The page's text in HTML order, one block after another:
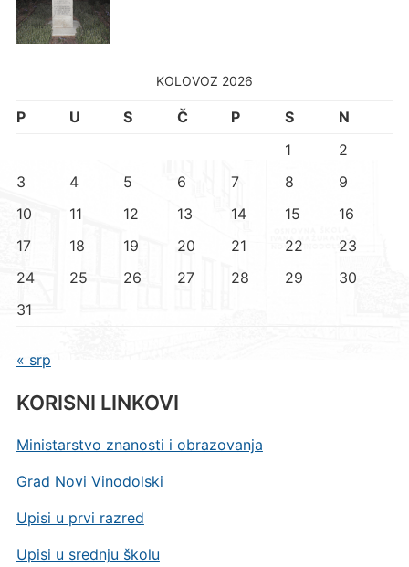
KOLOVOZ 2026
P U S Č P S
N
1
2
3
4 5 6 7 8
9
10
11 12 13 14 15
16
17
18 19 20 21 22
23
24
25 26 27 28 29
30
31
« srp
KORISNI LINKOVI
Ministarstvo znanosti i obrazovanja
Grad Novi Vinodolski
Upisi u prvi razred
Upisi u srednju školu